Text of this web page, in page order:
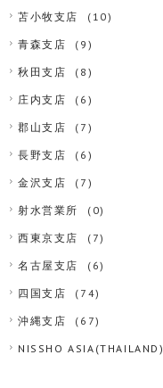
苫小牧支店 (10)
青森支店 (9)
秋田支店 (8)
庄内支店 (6)
郡山支店 (7)
長野支店 (6)
金沢支店 (7)
射水営業所 (0)
西東京支店 (7)
名古屋支店 (6)
四国支店 (74)
沖縄支店 (67)
NISSHO ASIA(THAILAND)